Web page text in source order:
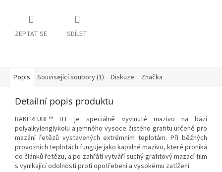
ZEPTAT SE SDÍLET
Popis Související soubory (1) Diskuze Značka
Detailní popis produktu
BAKERLUBE™ HT je speciálně vyvinuté mazivo na bázi
polyalkylenglykolu a jemného vysoce čistého grafitu určené pro
mazání řetězů vystavených extrémním teplotám. Při běžných
provozních teplotách funguje jako kapalné mazivo, které proniká
do článků řetězu, a po zahřátí vytváří suchý grafitový mazací film
s vynikající odolností proti opotřebení a vysokému zatížení.